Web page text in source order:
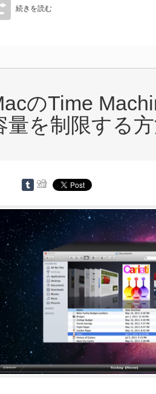
続きを読む
のTime
量を制限する